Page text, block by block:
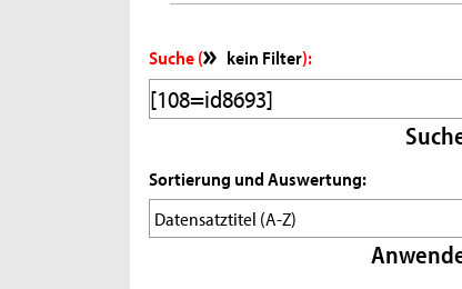
Suche ( kein Filter):
Sortierung und Auswertung: